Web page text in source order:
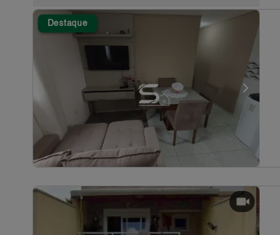
Destaque